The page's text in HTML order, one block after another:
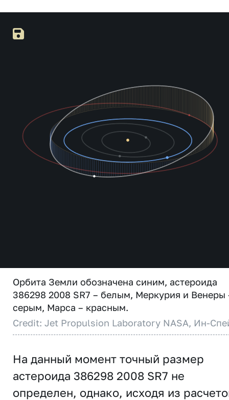
Орбита Земли обозначена синим, астероида
386298 2008 SR7 – белым, Меркурия и Венеры
серым, Марса – красным.
Credit: Jet Propulsion Laboratory NASA, Ин-
На данный момент точный размер
астероида 386298 2008 SR7 не
определен, однако, исходя из